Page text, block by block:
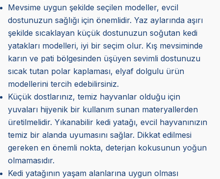
Mevsime uygun şekilde seçilen modeller, evcil
dostunuzun sağlığı için önemlidir. Yaz aylarında aşırı
şekilde sıcaklayan küçük dostunuzun soğutan kedi
yatakları modelleri, iyi bir seçim olur. Kış mevsiminde
karın ve pati bölgesinden üşüyen sevimli dostunuzu
sıcak tutan polar kaplaması, elyaf dolgulu ürün
modellerini tercih edebilirsiniz.
Küçük dostlarınız, temiz hayvanlar olduğu için
yuvaları hijyenik bir kullanım sunan materyallerden
üretilmelidir. Yıkanabilir kedi yatağı, evcil hayvanınızın
temiz bir alanda uyumasını sağlar. Dikkat edilmesi
gereken en önemli nokta, deterjan kokusunun yoğun
olmamasıdır.
Kedi yatağının yaşam alanlarına uygun olması